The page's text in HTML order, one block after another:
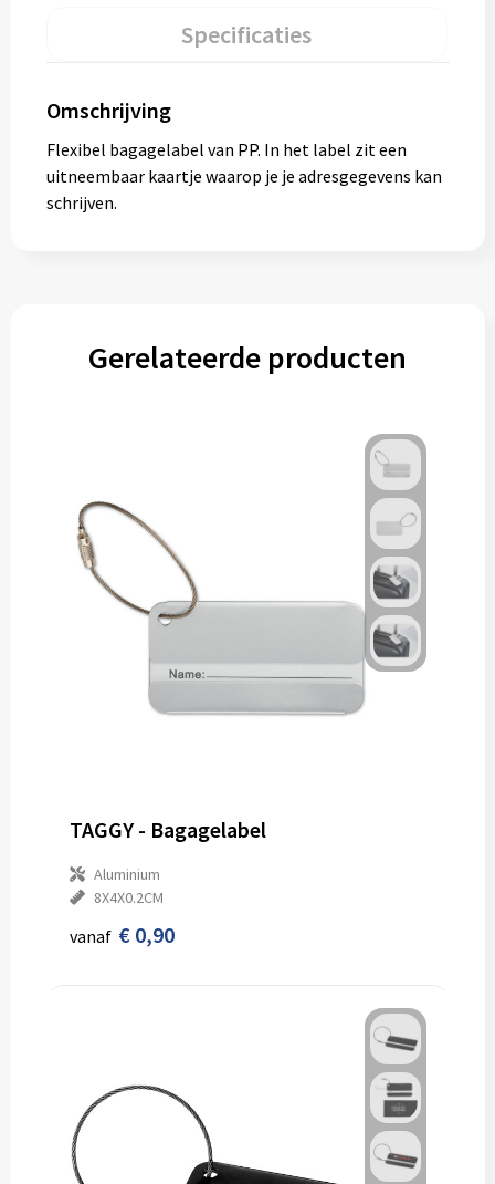
Specificaties
Omschrijving
Flexibel bagagelabel van PP. In het label zit een
uitneembaar kaartje waarop je je adresgegevens kan
schrijven.
Gerelateerde producten
TAGGY - Bagagelabel
Aluminium
8X4X0.2CM
vanaf € 0,90